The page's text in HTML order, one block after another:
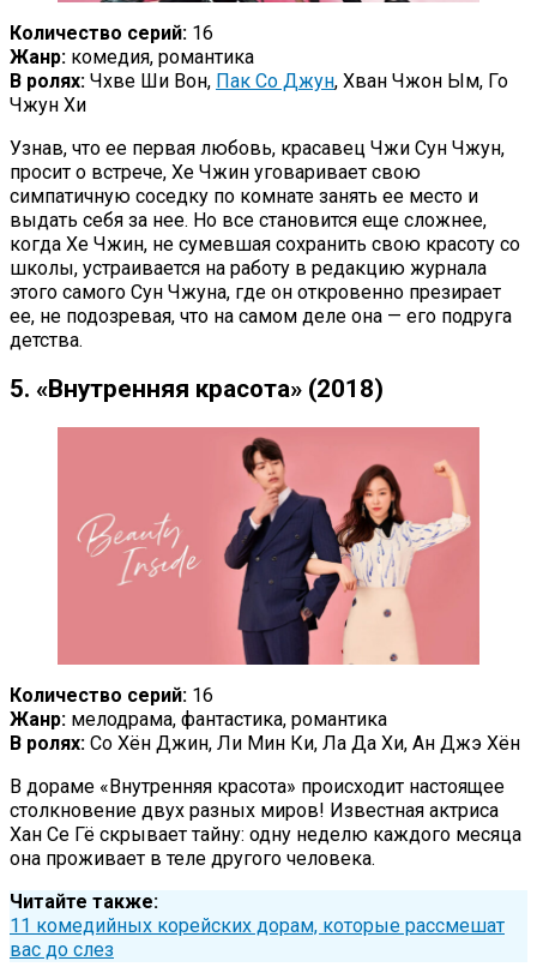
Количество серий: 16
Жанр: комедия, романтика
В ролях: Чхве Ши Вон, Пак Со Джун, Хван Чжон Ым, Го
Чжун Хи
Узнав, что ее первая любовь, красавец Чжи Сун Чжун,
просит о встрече, Хе Чжин уговаривает свою
симпатичную соседку по комнате занять ее место и
выдать себя за нее. Но все становится еще сложнее,
когда Хе Чжин, не сумевшая сохранить свою красоту со
школы, устраивается на работу в редакцию журнала
этого самого Сун Чжуна, где он откровенно презирает
ее, не подозревая, что на самом деле она — его подруга
детства.
5. «Внутренняя красота» (2018)
Количество серий: 16
Жанр: мелодрама, фантастика, романтика
В ролях: Со Хён Джин, Ли Мин Ки, Ла Да Хи, Ан Джэ Хён
В дораме «Внутренняя красота» происходит настоящее
столкновение двух разных миров! Известная актриса
Хан Се Гё скрывает тайну: одну неделю каждого месяца
она проживает в теле другого человека.
Читайте также:
11 комедийных корейских дорам, которые рассмешат
вас до слез